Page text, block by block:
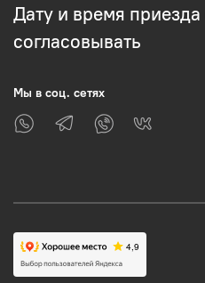
Дату и время приезда
согласовывать
Мы в соц. сетях